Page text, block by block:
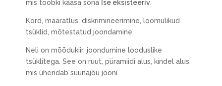
mis toobki kaasa sõna Ise eksisteeriv.
Kord, määratlus, diskrimineerimine, loomulikud
tsüklid, mõtestatud joondamine.
Neli on mõõdukiir, joondumine looduslike
tsüklitega. See on ruut, püramiidi alus, kindel alus,
mis ühendab suunajõu jooni.